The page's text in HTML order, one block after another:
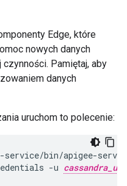
Edge, które
nowych danych
Pamiętaj, aby
danych
uruchom to polecenie:
bin/apigee-
-u